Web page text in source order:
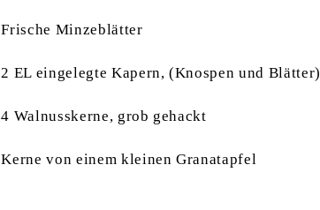
Frische Minzeblätter
2 EL eingelegte Kapern, (Knospen und Blätter)
4 Walnusskerne, grob gehackt
Kerne von einem kleinen Granatapfel